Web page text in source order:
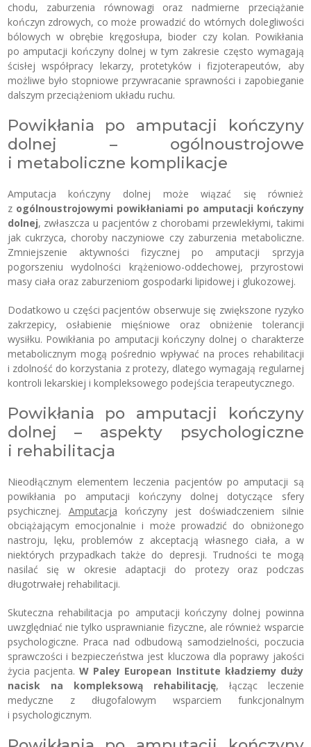
chodu, zaburzenia równowagi oraz nadmierne przeciążanie
kończyn zdrowych, co może prowadzić do wtórnych dolegliwości
bólowych w obrębie kręgosłupa, bioder czy kolan. Powikłania
po amputacji kończyny dolnej w tym zakresie często wymagają
ścisłej współpracy lekarzy, protetyków i fizjoterapeutów, aby
możliwe było stopniowe przywracanie sprawności i zapobieganie
dalszym przeciążeniom układu ruchu.
Powikłania po amputacji kończyny
dolnej – ogólnoustrojowe
i metaboliczne komplikacje
Amputacja kończyny dolnej może wiązać się również
z ogólnoustrojowymi powikłaniami po amputacji kończyny
dolnej, zwłaszcza u pacjentów z chorobami przewlekłymi, takimi
jak cukrzyca, choroby naczyniowe czy zaburzenia metaboliczne.
Zmniejszenie aktywności fizycznej po amputacji sprzyja
pogorszeniu wydolności krążeniowo-oddechowej, przyrostowi
masy ciała oraz zaburzeniom gospodarki lipidowej i glukozowej.
Dodatkowo u części pacjentów obserwuje się zwiększone ryzyko
zakrzepicy, osłabienie mięśniowe oraz obniżenie tolerancji
wysiłku. Powikłania po amputacji kończyny dolnej o charakterze
metabolicznym mogą pośrednio wpływać na proces rehabilitacji
i zdolność do korzystania z protezy, dlatego wymagają regularnej
kontroli lekarskiej i kompleksowego podejścia terapeutycznego.
Powikłania po amputacji kończyny
dolnej – aspekty psychologiczne
i rehabilitacja
Nieodłącznym elementem leczenia pacjentów po amputacji są
powikłania po amputacji kończyny dolnej dotyczące sfery
psychicznej. Amputacja kończyny jest doświadczeniem silnie
obciążającym emocjonalnie i może prowadzić do obniżonego
nastroju, lęku, problemów z akceptacją własnego ciała, a w
niektórych przypadkach także do depresji. Trudności te mogą
nasilać się w okresie adaptacji do protezy oraz podczas
długotrwałej rehabilitacji.
Skuteczna rehabilitacja po amputacji kończyny dolnej powinna
uwzględniać nie tylko usprawnianie fizyczne, ale również wsparcie
psychologiczne. Praca nad odbudową samodzielności, poczucia
sprawczości i bezpieczeństwa jest kluczowa dla poprawy jakości
życia pacjenta. W Paley European Institute kładziemy duży
nacisk na kompleksową rehabilitację, łącząc leczenie
medyczne z długofalowym wsparciem funkcjonalnym
i psychologicznym.